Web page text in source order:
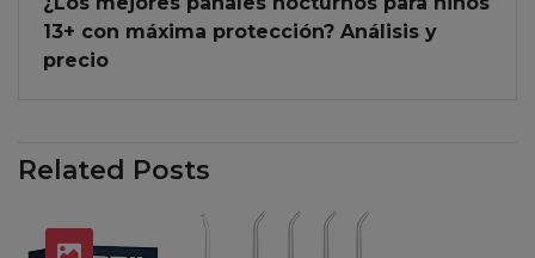
13+ con máxima protección? Análisis y
precio
Related Posts